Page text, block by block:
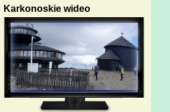
Karkonoskie wideo